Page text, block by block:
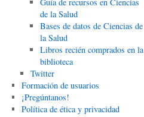
de la Salud
Bases de datos de Ciencias de
la Salud
Libros recién comprados en la
biblioteca
Twitter
Formación de usuarios
¡Pregúntanos!
Política de ética y privacidad